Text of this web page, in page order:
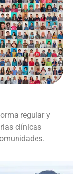
regular y
clínicas